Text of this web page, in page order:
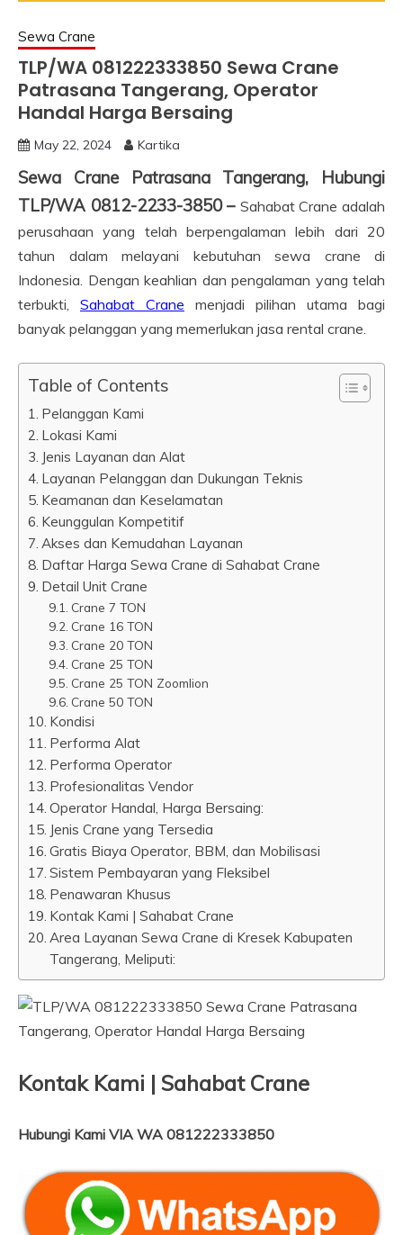
Sewa Crane
TLP/WA 081222333850 Sewa Crane
Patrasana Tangerang, Operator
Handal Harga Bersaing
May 22, 2024 Kartika
Sewa Crane Patrasana Tangerang, Hubungi
TLP/WA 0812-2233-3850 – Sahabat Crane adalah
perusahaan yang telah berpengalaman lebih dari 20
tahun dalam melayani kebutuhan sewa crane di
Indonesia. Dengan keahlian dan pengalaman yang telah
terbukti, Sahabat Crane menjadi pilihan utama bagi
banyak pelanggan yang memerlukan jasa rental crane.
Table of Contents
Pelanggan Kami
Lokasi Kami
Jenis Layanan dan Alat
Layanan Pelanggan dan Dukungan Teknis
Keamanan dan Keselamatan
Keunggulan Kompetitif
Akses dan Kemudahan Layanan
Daftar Harga Sewa Crane di Sahabat Crane
Detail Unit Crane
Crane 7 TON
Crane 16 TON
Crane 20 TON
Crane 25 TON
Crane 25 TON Zoomlion
Crane 50 TON
Kondisi
Performa Alat
Performa Operator
Profesionalitas Vendor
Operator Handal, Harga Bersaing:
Jenis Crane yang Tersedia
Gratis Biaya Operator, BBM, dan Mobilisasi
Sistem Pembayaran yang Fleksibel
Penawaran Khusus
Kontak Kami | Sahabat Crane
Area Layanan Sewa Crane di Kresek Kabupaten
Tangerang, Meliputi:
Kontak Kami | Sahabat Crane
Hubungi Kami VIA WA 081222333850